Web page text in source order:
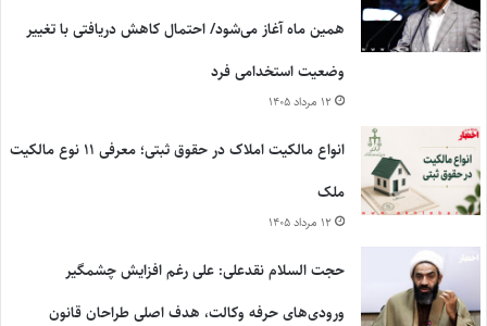
همین ماه آغاز می‌شود/ احتمال کاهش دریافتی با تغییر
وضعیت استخدامی فرد
۱۲ مرداد ۱۴۰۵
انواع مالکیت املاک در حقوق ثبتی؛ معرفی ۱۱ نوع مالکیت
ملک
۱۲ مرداد ۱۴۰۵
حجت السلام نقدعلی: علی رغم افزایش چشمگیر
ورودی‌های حرفه وکالت، هدف اصلی طراحان قانون